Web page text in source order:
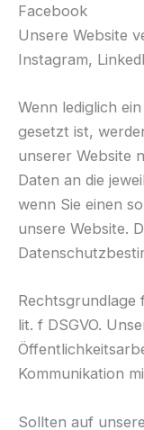
Facebook
Unsere Website
Instagram,
Wenn lediglich
gesetzt ist,
unserer Website
Daten an die
wenn Sie einen
unsere Website.
Rechtsgrundlage
lit. f DSGVO.
Kommunikation
Sollten auf